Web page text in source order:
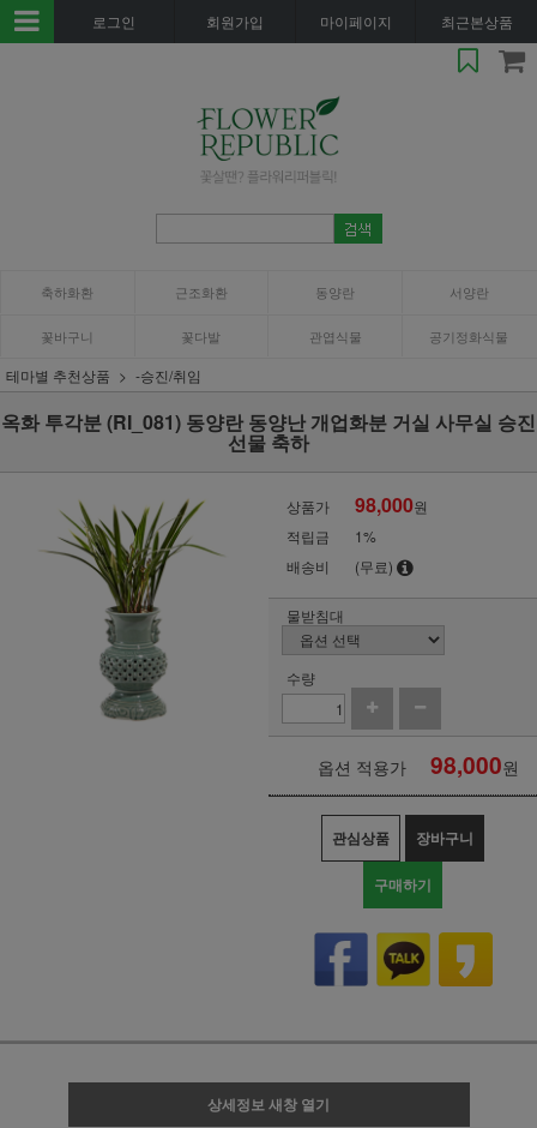
로그인 회원가입 마이페이지 최근본상품
축하화환 근조화환 동양란 서양란
꽃바구니 꽃다발 관엽식물 공기정화식물
테마별 추천상품 -승진/취임
옥화 투각분 (RI_081) 동양란 동양난 개업화분 거실 사무실 승진
선물 축하
상품가 98,000원
적립금
1%
배송비
(무료)
물받침대
수량
옵션 적용가 98,000원
관심상품 장바구니
구매하기
상세정보 새창 열기